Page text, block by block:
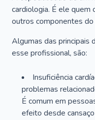
cardiologia. É ele quem
outros componentes
Algumas das principais
esse profissional, são:
Insuficiência
problemas
É comum em
efeito desde